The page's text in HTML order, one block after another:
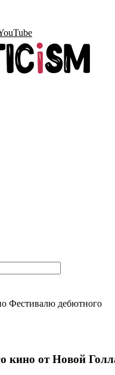
Фестивалю дебютного
кино от Новой